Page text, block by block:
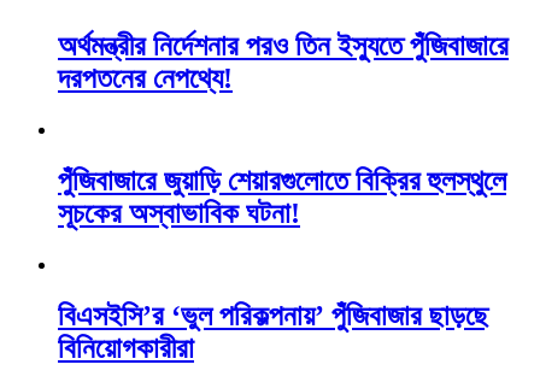
অর্থমন্ত্রীর নির্দেশনার পরও তিন ইস্যুতে পুঁজিবাজারে
দরপতনের নেপথ্যে!
পুঁজিবাজারে জুয়াড়ি শেয়ারগুলোতে বিক্রির হুলস্থুলে
সূচকের অস্বাভাবিক ঘটনা!
বিএসইসি’র ‘ভুল পরিকল্পনায়’ পুঁজিবাজার ছাড়ছে
বিনিয়োগকারীরা